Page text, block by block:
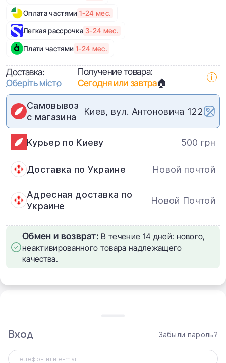
Оплата частями 1-24 мес.
Легкая рассрочка 3-24 мес.
Плати частями 1-24 мес.
Доставка:
Оберіть місто
Получение товара:
Сегодня или завтра🏠
Самовывоз
с магазина
Киев, вул. Антоновича 122
Курьер по Киеву 500 грн
Доставка по Украине Новой почтой
Адресная доставка по
Украине
Новой Почтой
Обмен и возврат: В течение 14 дней: нового,
неактивированного товара надлежащего
качества.
Смартфон Samsung Galaxy S26 Ultra
Это интеллектуальный помощник со встроенным
процессором и самым ярким дисплеем в линейке
Вход Забыли пароль?
Телефон или e-mail